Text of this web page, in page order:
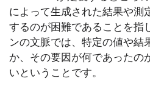
によって生成された結果や測
するのが困難であることを指
ンの文脈では、特定の値や結
か、その要因が何であったの
いということです。